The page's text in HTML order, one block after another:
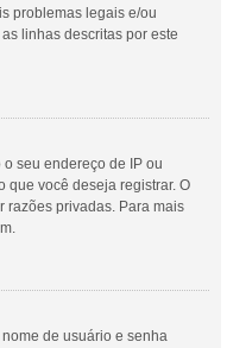
problemas legais e/ou
linhas descritas por este
seu endereço de IP ou
que você deseja registrar. O
razões privadas. Para mais
de usuário e senha